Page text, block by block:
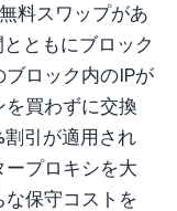
料スワップがあ
ともにブロック
ブロック内のIPが
買わずに交換
引が適用され
ープロキシを大
保守コストを